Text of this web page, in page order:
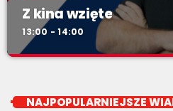
Z kina wzięte
13:00 - 14:00
NAJPOPULARNIEJSZE